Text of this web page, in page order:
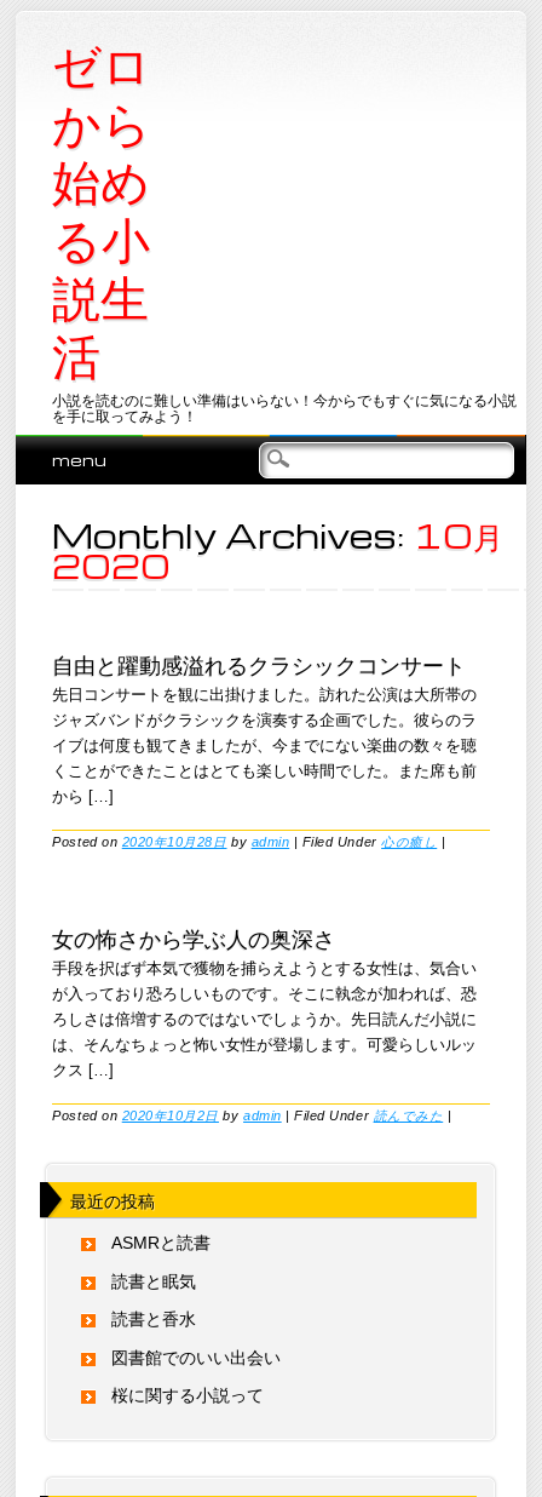
ゼロ
から
始め
る小
説生
活
小説を読むのに難しい準備はいらない！今からでもすぐに気になる小説
を手に取ってみよう！
Main menu
Skip
menu
Monthly Archives: 10月
2020
自由と躍動感溢れるクラシックコンサート
先日コンサートを観に出掛けました。訪れた公演は大所帯の
ジャズバンドがクラシックを演奏する企画でした。彼らのラ
イブは何度も観てきましたが、今までにない楽曲の数々を聴
くことができたことはとても楽しい時間でした。また席も前
から […]
Posted on 2020年10月28日 by admin | Filed Under心の癒し |
女の怖さから学ぶ人の奥深さ
手段を択ばず本気で獲物を捕らえようとする女性は、気合い
が入っており恐ろしいものです。そこに執念が加われば、恐
ろしさは倍増するのではないでしょうか。先日読んだ小説に
は、そんなちょっと怖い女性が登場します。可愛らしいルッ
クス […]
Posted on 2020年10月2日 byadmin |Filed Under 読んでみた |
最近の投稿
ASMRと読書
読書と眠気
読書と香水
図書館でのいい出会い
桜に関する小説って